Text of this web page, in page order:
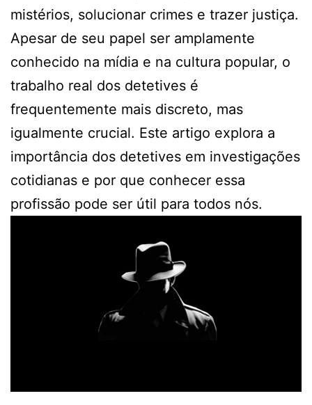
mistérios, solucionar crimes e trazer justiça.
Apesar de seu papel ser amplamente
conhecido na mídia e na cultura popular, o
trabalho real dos detetives é
frequentemente mais discreto, mas
igualmente crucial. Este artigo explora a
importância dos detetives em investigações
cotidianas e por que conhecer essa
profissão pode ser útil para todos nós.